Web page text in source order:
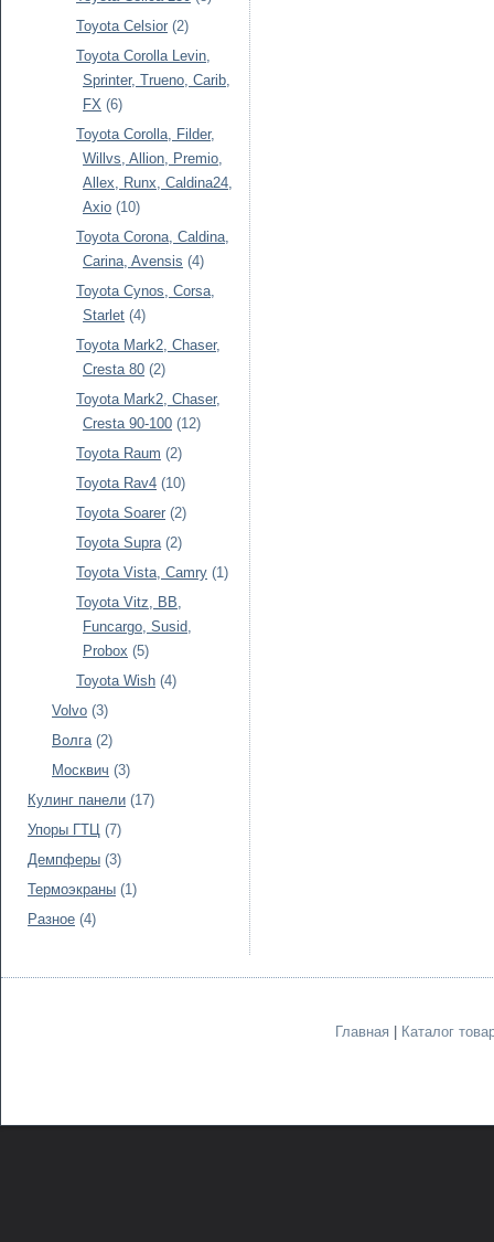
Toyota Celsior (2)
Toyota Corolla Levin,
Sprinter, Trueno, Carib,
FX (6)
Toyota Corolla, Filder,
Willvs, Allion, Premio,
Allex, Runx, Caldina24,
Axio (10)
Toyota Corona, Caldina,
Carina, Avensis (4)
Toyota Cynos, Corsa,
Starlet (4)
Toyota Mark2, Chaser,
Cresta 80 (2)
Toyota Mark2, Chaser,
Cresta 90-100 (12)
Toyota Raum (2)
Toyota Rav4 (10)
Toyota Soarer (2)
Toyota Supra (2)
Toyota Vista, Camry (1)
Toyota Vitz, BB,
Funcargo, Susid,
Probox (5)
Toyota Wish (4)
Volvo (3)
Волга (2)
Москвич (3)
Кулинг панели (17)
Упоры ГТЦ (7)
Демпферы (3)
Термоэкраны (1)
Разное (4)
Главная Каталог